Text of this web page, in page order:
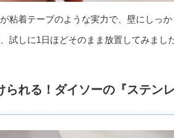
粘着テープのような実力で、壁にしっか
試しに1日ほどそのまま放置してみまし
られる！ダイソーの『ステン